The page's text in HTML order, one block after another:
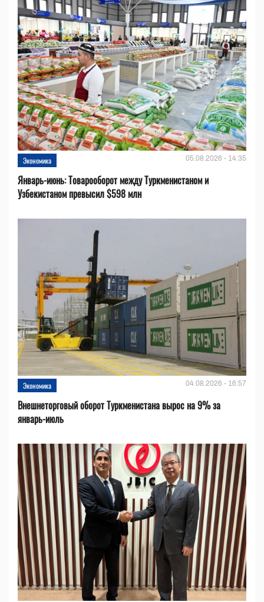
Экономика 05.08.2026 - 14:35
Январь-июнь: Товарооборот между Туркменистаном и
Узбекистаном превысил $598 млн
Экономика 04.08.2026 - 16:57
Внешнеторговый оборот Туркменистана вырос на 9% за
январь-июль